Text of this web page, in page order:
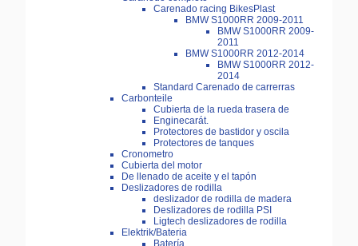
Carenado racing BikesPlast
BMW S1000RR 2009-2011
BMW S1000RR 2009-
2011
BMW S1000RR 2012-2014
BMW S1000RR 2012-
2014
Standard Carenado de carrerras
Carbonteile
Cubierta de la rueda trasera de
Enginecarát.
Protectores de bastidor y oscila
Protectores de tanques
Cronometro
Cubierta del motor
De llenado de aceite y el tapón
Deslizadores de rodilla
deslizador de rodilla de madera
Deslizadores de rodilla PSI
Ligtech deslizadores de rodilla
Elektrik/Bateria
Batería